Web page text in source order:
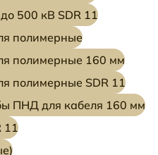
500 кВ SDR 11
полимерные
полимерные 160 мм
полимерные SDR 11
ПНД для кабеля 160 мм
11